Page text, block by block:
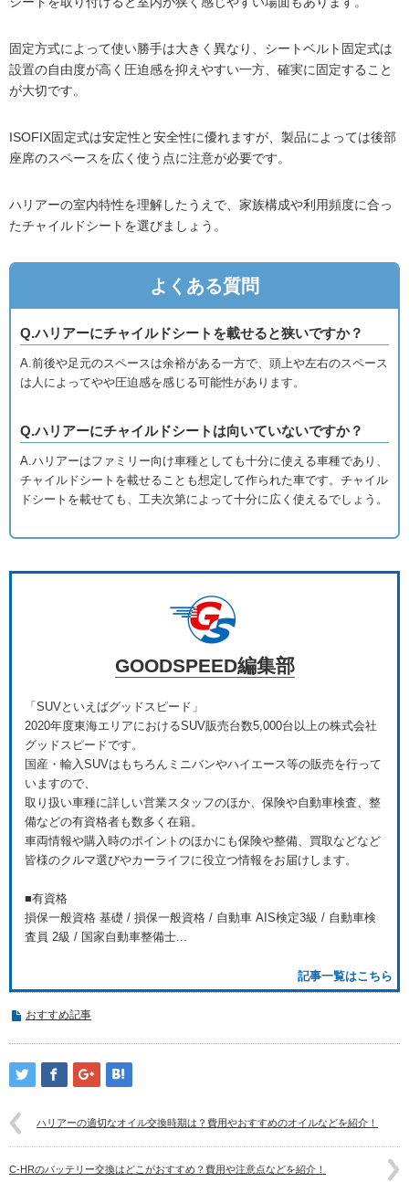
固定方式によって使い勝手は大きく異なり、シートベルト固定式は
設置の自由度が高く圧迫感を抑えやすい一方、確実に固定すること
が大切です。
ISOFIX固定式は安定性と安全性に優れますが、製品によっては後部
座席のスペースを広く使う点に注意が必要です。
ハリアーの室内特性を理解したうえで、家族構成や利用頻度に合っ
たチャイルドシートを選びましょう。
よくある質問
Q.ハリアーにチャイルドシートを載せると狭いですか？
A.前後や足元のスペースは余裕がある一方で、頭上や左右のスペース
は人によってやや圧迫感を感じる可能性があります。
Q.ハリアーにチャイルドシートは向いていないですか？
A.ハリアーはファミリー向け車種としても十分に使える車種であり、
チャイルドシートを載せることも想定して作られた車です。チャイル
ドシートを載せても、工夫次第によって十分に広く使えるでしょう。
GOODSPEED編集部
「SUVといえばグッドスピード」
2020年度東海エリアにおけるSUV販売台数5,000台以上の株式会社
グッドスピードです。
国産・輸入SUVはもちろんミニバンやハイエース等の販売を行って
いますので、
取り扱い車種に詳しい営業スタッフのほか、保険や自動車検査、整
備などの有資格者も数多く在籍。
車両情報や購入時のポイントのほかにも保険や整備、買取などなど
皆様のクルマ選びやカーライフに役立つ情報をお届けします。
■有資格
損保一般資格 基礎 / 損保一般資格 / 自動車 AIS検定3級 / 自動車検
査員 2級 / 国家自動車整備士...
記事一覧はこちら
おすすめ記事
ハリアーの適切なオイル交換時期は？費用やおすすめのオイルなどを紹介！
C-HRのバッテリー交換はどこがおすすめ？費用や注意点などを紹介！